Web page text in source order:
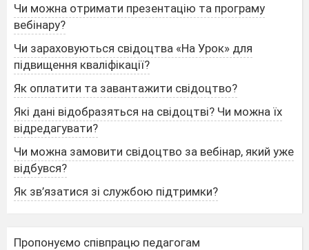
Чи можна отримати презентацію та програму
вебінару?
Чи зараховуються свідоцтва «На Урок» для
підвищення кваліфікації?
Як оплатити та завантажити свідоцтво?
Які дані відобразяться на свідоцтві? Чи можна їх
відредагувати?
Чи можна замовити свідоцтво за вебінар, який уже
відбувся?
Як зв’язатися зі службою підтримки?
Пропонуємо співпрацю педагогам